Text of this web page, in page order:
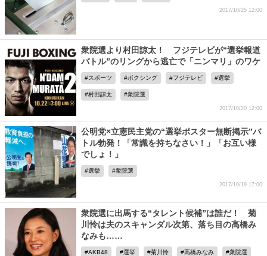
2017/10/25 12:00
衆院選より村田諒太！ フジテレビが“選挙報道
バトル”のリングから逃亡で「ニンマリ」のワケ
スポーツ ボクシング フジテレビ 選挙
村田諒太 衆院選
2017/10/20 12:00
公明党×立憲民主党の“選挙ポスター無断掲示”バ
トル勃発！「常識を持ちなさい！」「お互い様
でしょ！」
選挙 衆院選
2017/10/19 17:00
衆院選に出馬する“タレント候補”は誰だ！ 菊
川怜は夫のスキャンダル次第、落ち目の高橋み
なみも……
AKB48 選挙 菊川怜 高橋みなみ 衆院選